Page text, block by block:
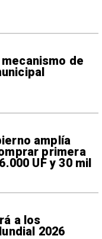
de
amplía
primera
UF y 30 mil
a los
2026